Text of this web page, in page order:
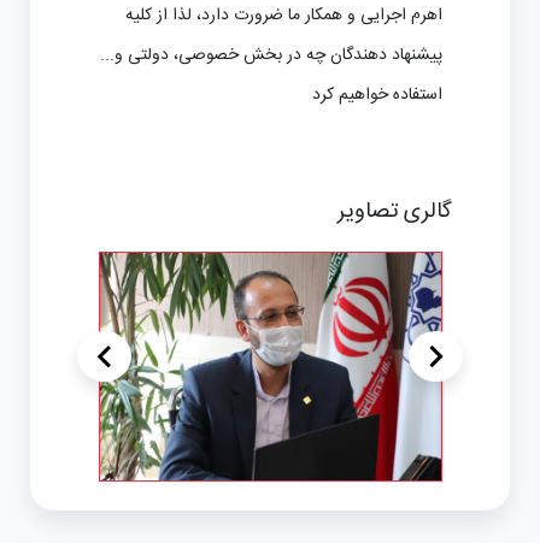
اهرم اجرایی و همکار ما ضرورت دارد، لذا از کلیه
پیشنهاد دهندگان چه در بخش خصوصی، دولتی و...
استفاده خواهیم کرد
گالری تصاویر
<
>